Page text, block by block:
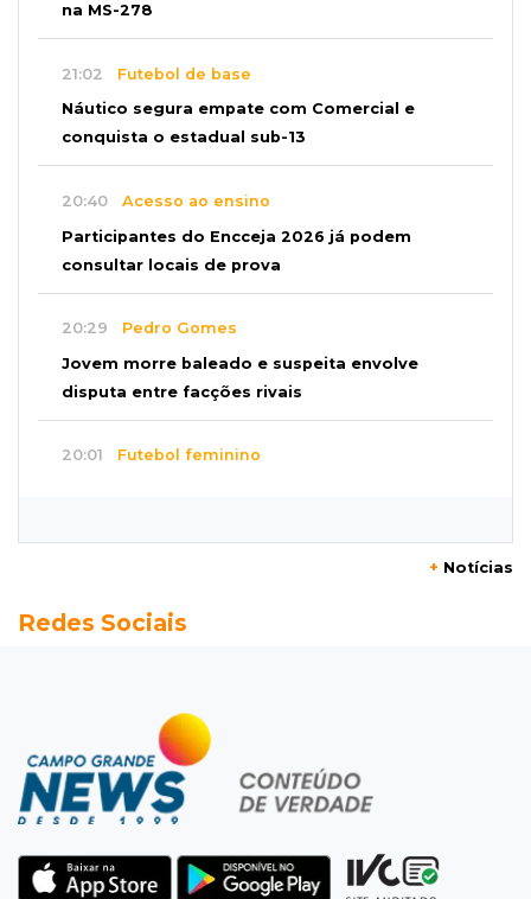
na MS-278
21:02 Futebol de base
Náutico segura empate com Comercial e
conquista o estadual sub-13
20:40 Acesso ao ensino
Participantes do Encceja 2026 já podem
consultar locais de prova
20:29 Pedro Gomes
Jovem morre baleado e suspeita envolve
disputa entre facções rivais
20:01 Futebol feminino
Remo busca empate com Atlético-MG e segue
Caso Ayla
Defesa diz que preso suspeito de sequestro
só emprestou casa a conhecido
Caminhão tomba e trava trânsito após
+ Notícias
Redes Sociais